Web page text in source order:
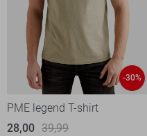
-30%
PME legend T-shirt
28,00 39,99